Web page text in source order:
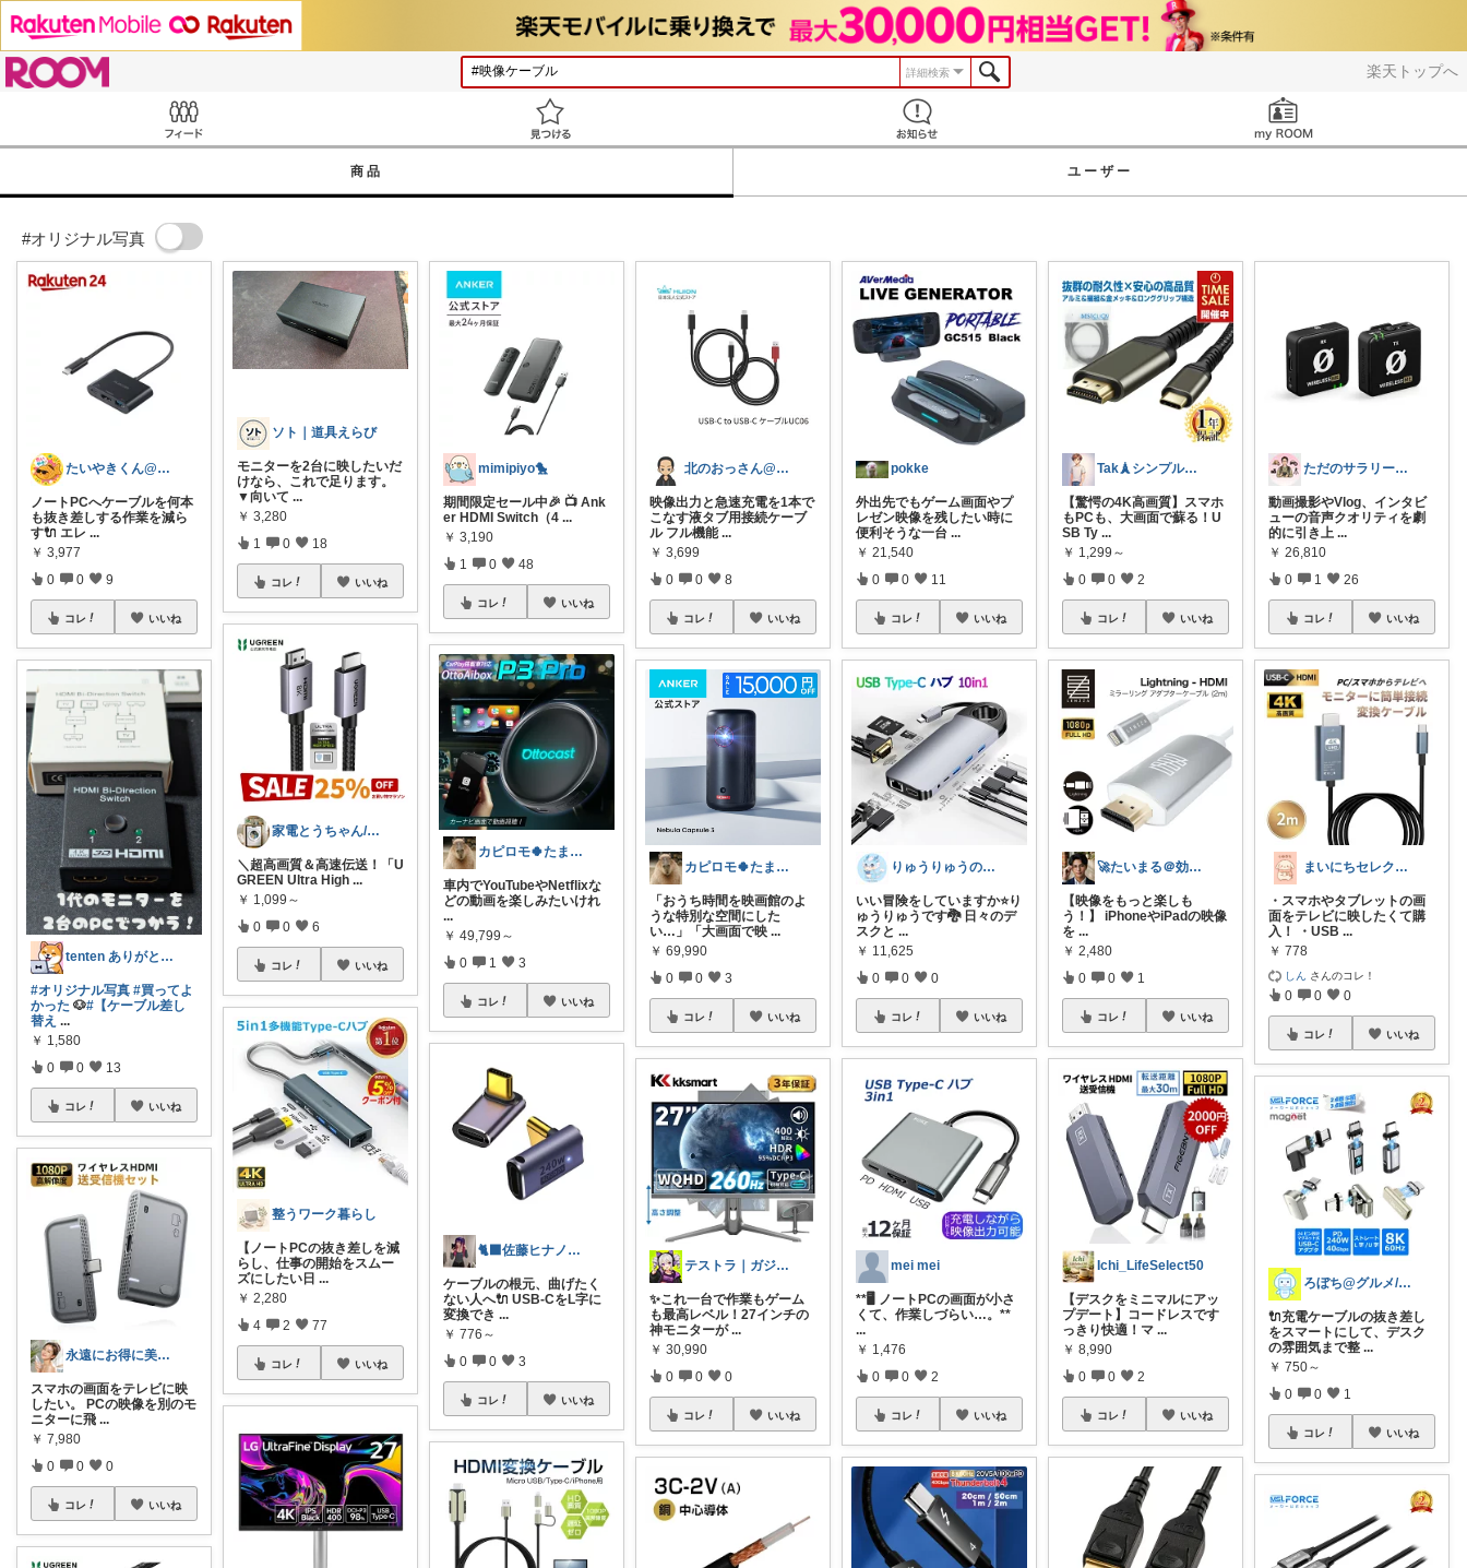
楽天トップへ
詳細検索
商品 ユーザー
#オリジナル写真
たいやきくん@経由購入感謝です😊
ノートPCへケーブルを何本
も抜き差しする作業を減ら
す🔌 エレ ...
￥ 3,977
0 0 9
コレ いいね
tenten ありがとうございます。😃
#オリジナル写真 #買ってよ
かった 🐶#【ケーブル差し
替え ...
￥ 1,580
0 0 13
コレ いいね
永遠にお得に美しく
スマホの画面をテレビに映
したい。 PCの映像を別のモ
ニターに飛 ...
￥ 7,980
0 0 0
コレ いいね
ソト｜道具えらび
モニターを2台に映したいだ
けなら、これで足ります。
▼向いて ...
￥ 3,280
1 0 18
コレ いいね
家電とうちゃん/2児のパパ✨️購入感謝！
​＼超高画質＆高速伝送！「U
GREEN Ultra High...
￥ 1,099～
0 0 6
コレ いいね
整うワーク暮らし
【ノートPCの抜き差しを減
らし、仕事の開始をスムー
ズにしたい日 ...
￥ 2,280
4 2 77
コレ いいね
mimipiyo🐤
期間限定セール中🎉 📺 Ank
er HDMI Switch（4 ...
￥ 3,190
1 0 48
コレ いいね
カピロモ🍀たまにくすっと笑えるーむ🐾
車内でYouTubeやNetflixな
どの動画を楽しみたいけれ
...
￥ 49,799～
0 1 3
コレ いいね
🐈‍⬛佐藤ヒナノ@ガジェット×ゲーマー
ケーブルの根元、曲げたく
ない人へ🔌 USB-CをL字に
変換でき ...
￥ 776～
0 0 3
コレ いいね
北のおっさん@ガジェット好き
映像出力と急速充電を1本で
こなす液タブ用接続ケーブ
ル フル機能 ...
￥ 3,699
0 0 8
コレ いいね
カピロモ🍀たまにくすっと笑えるーむ🐾
「おうち時間を映画館のよ
うな特別な空間にした
い…」「大画面で映 ...
￥ 69,990
0 0 3
コレ いいね
テストラ｜ガジェット・家電
✨これ一台で作業もゲーム
も最高レベル！27インチの
神モニターが ...
￥ 30,990
0 0 0
コレ いいね
pokke
外出先でもゲーム画面やプ
レゼン映像を残したい時に
便利そうな一台 ...
￥ 21,540
0 0 11
コレ いいね
りゅうりゅうの秘密の宝箱
いい冒険をしていますか⭐️り
ゅうりゅうです🐉 日々のデ
スクと ...
￥ 11,625
0 0 0
コレ いいね
mei mei
**🖥️ ノートPCの画面が小さ
くて、作業しづらい…。**
...
￥ 1,476
0 0 2
コレ いいね
Tak🗼シンプルで健康的な暮らし
【驚愕の4K高画質】スマホ
もPCも、大画面で蘇る！U
SB Ty ...
￥ 1,299～
0 0 2
コレ いいね
🚀たいまる＠効率至上主義のセレクトニキ
【映像をもっと楽しも
う！】 iPhoneやiPadの映像
を ...
￥ 2,480
0 0 1
コレ いいね
Ichi_LifeSelect50
【デスクをミニマルにアッ
プデート】コードレスです
っきり快適！マ ...
￥ 8,990
0 0 2
コレ いいね
ただのサラリーマンの趣味部屋
動画撮影やVlog、インタビ
ューの音声クオリティを劇
的に引き上 ...
￥ 26,810
0 1 26
コレ いいね
まいにちセレクトdays
・スマホやタブレットの画
面をテレビに映したくて購
入！ ・USB ...
￥ 778
しん さんのコレ！
0 0 0
コレ いいね
ろぼち@グルメ/キッチン雑貨
🔌充電ケーブルの抜き差し
をスマートにして、デスク
の雰囲気まで整 ...
￥ 750～
0 0 1
コレ いいね